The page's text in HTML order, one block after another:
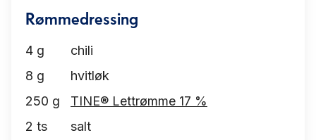
Rømmedressing
4 g
chili
8 g
hvitløk
250 g
TINE® Lettrømme 17 %
2 ts
salt